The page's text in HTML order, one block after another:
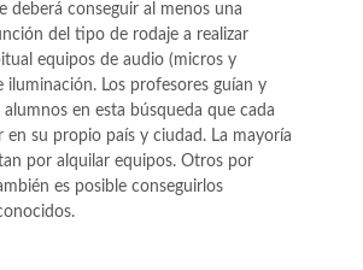
deberá conseguir al menos una
del tipo de rodaje a realizar
equipos de audio (micros y
iluminación. Los profesores guían y
alumnos en esta búsqueda que cada
en su propio país y ciudad. La mayoría
por alquilar equipos. Otros por
es posible conseguirlos